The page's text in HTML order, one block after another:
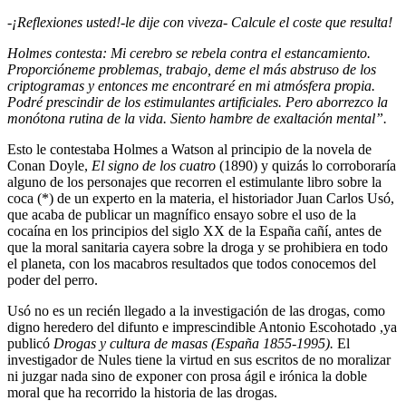
-¡Reflexiones usted!-le dije con viveza- Calcule el coste que resulta!
Holmes contesta: Mi cerebro se rebela contra el estancamiento.
Proporcióneme problemas, trabajo, deme el más abstruso de los
criptogramas y entonces me encontraré en mi atmósfera propia.
Podré prescindir de los estimulantes artificiales. Pero aborrezco la
monótona rutina de la vida. Siento hambre de exaltación mental”.
Esto le contestaba Holmes a Watson al principio de la novela de
Conan Doyle, El signo de los cuatro (1890) y quizás lo corroboraría
alguno de los personajes que recorren el estimulante libro sobre la
coca (*) de un experto en la materia, el historiador Juan Carlos Usó,
que acaba de publicar un magnífico ensayo sobre el uso de la
cocaína en los principios del siglo XX de la España cañí, antes de
que la moral sanitaria cayera sobre la droga y se prohibiera en todo
el planeta, con los macabros resultados que todos conocemos del
poder del perro.
Usó no es un recién llegado a la investigación de las drogas, como
digno heredero del difunto e imprescindible Antonio Escohotado ,ya
publicó Drogas y cultura de masas (España 1855-1995). El
investigador de Nules tiene la virtud en sus escritos de no moralizar
ni juzgar nada sino de exponer con prosa ágil e irónica la doble
moral que ha recorrido la historia de las drogas.